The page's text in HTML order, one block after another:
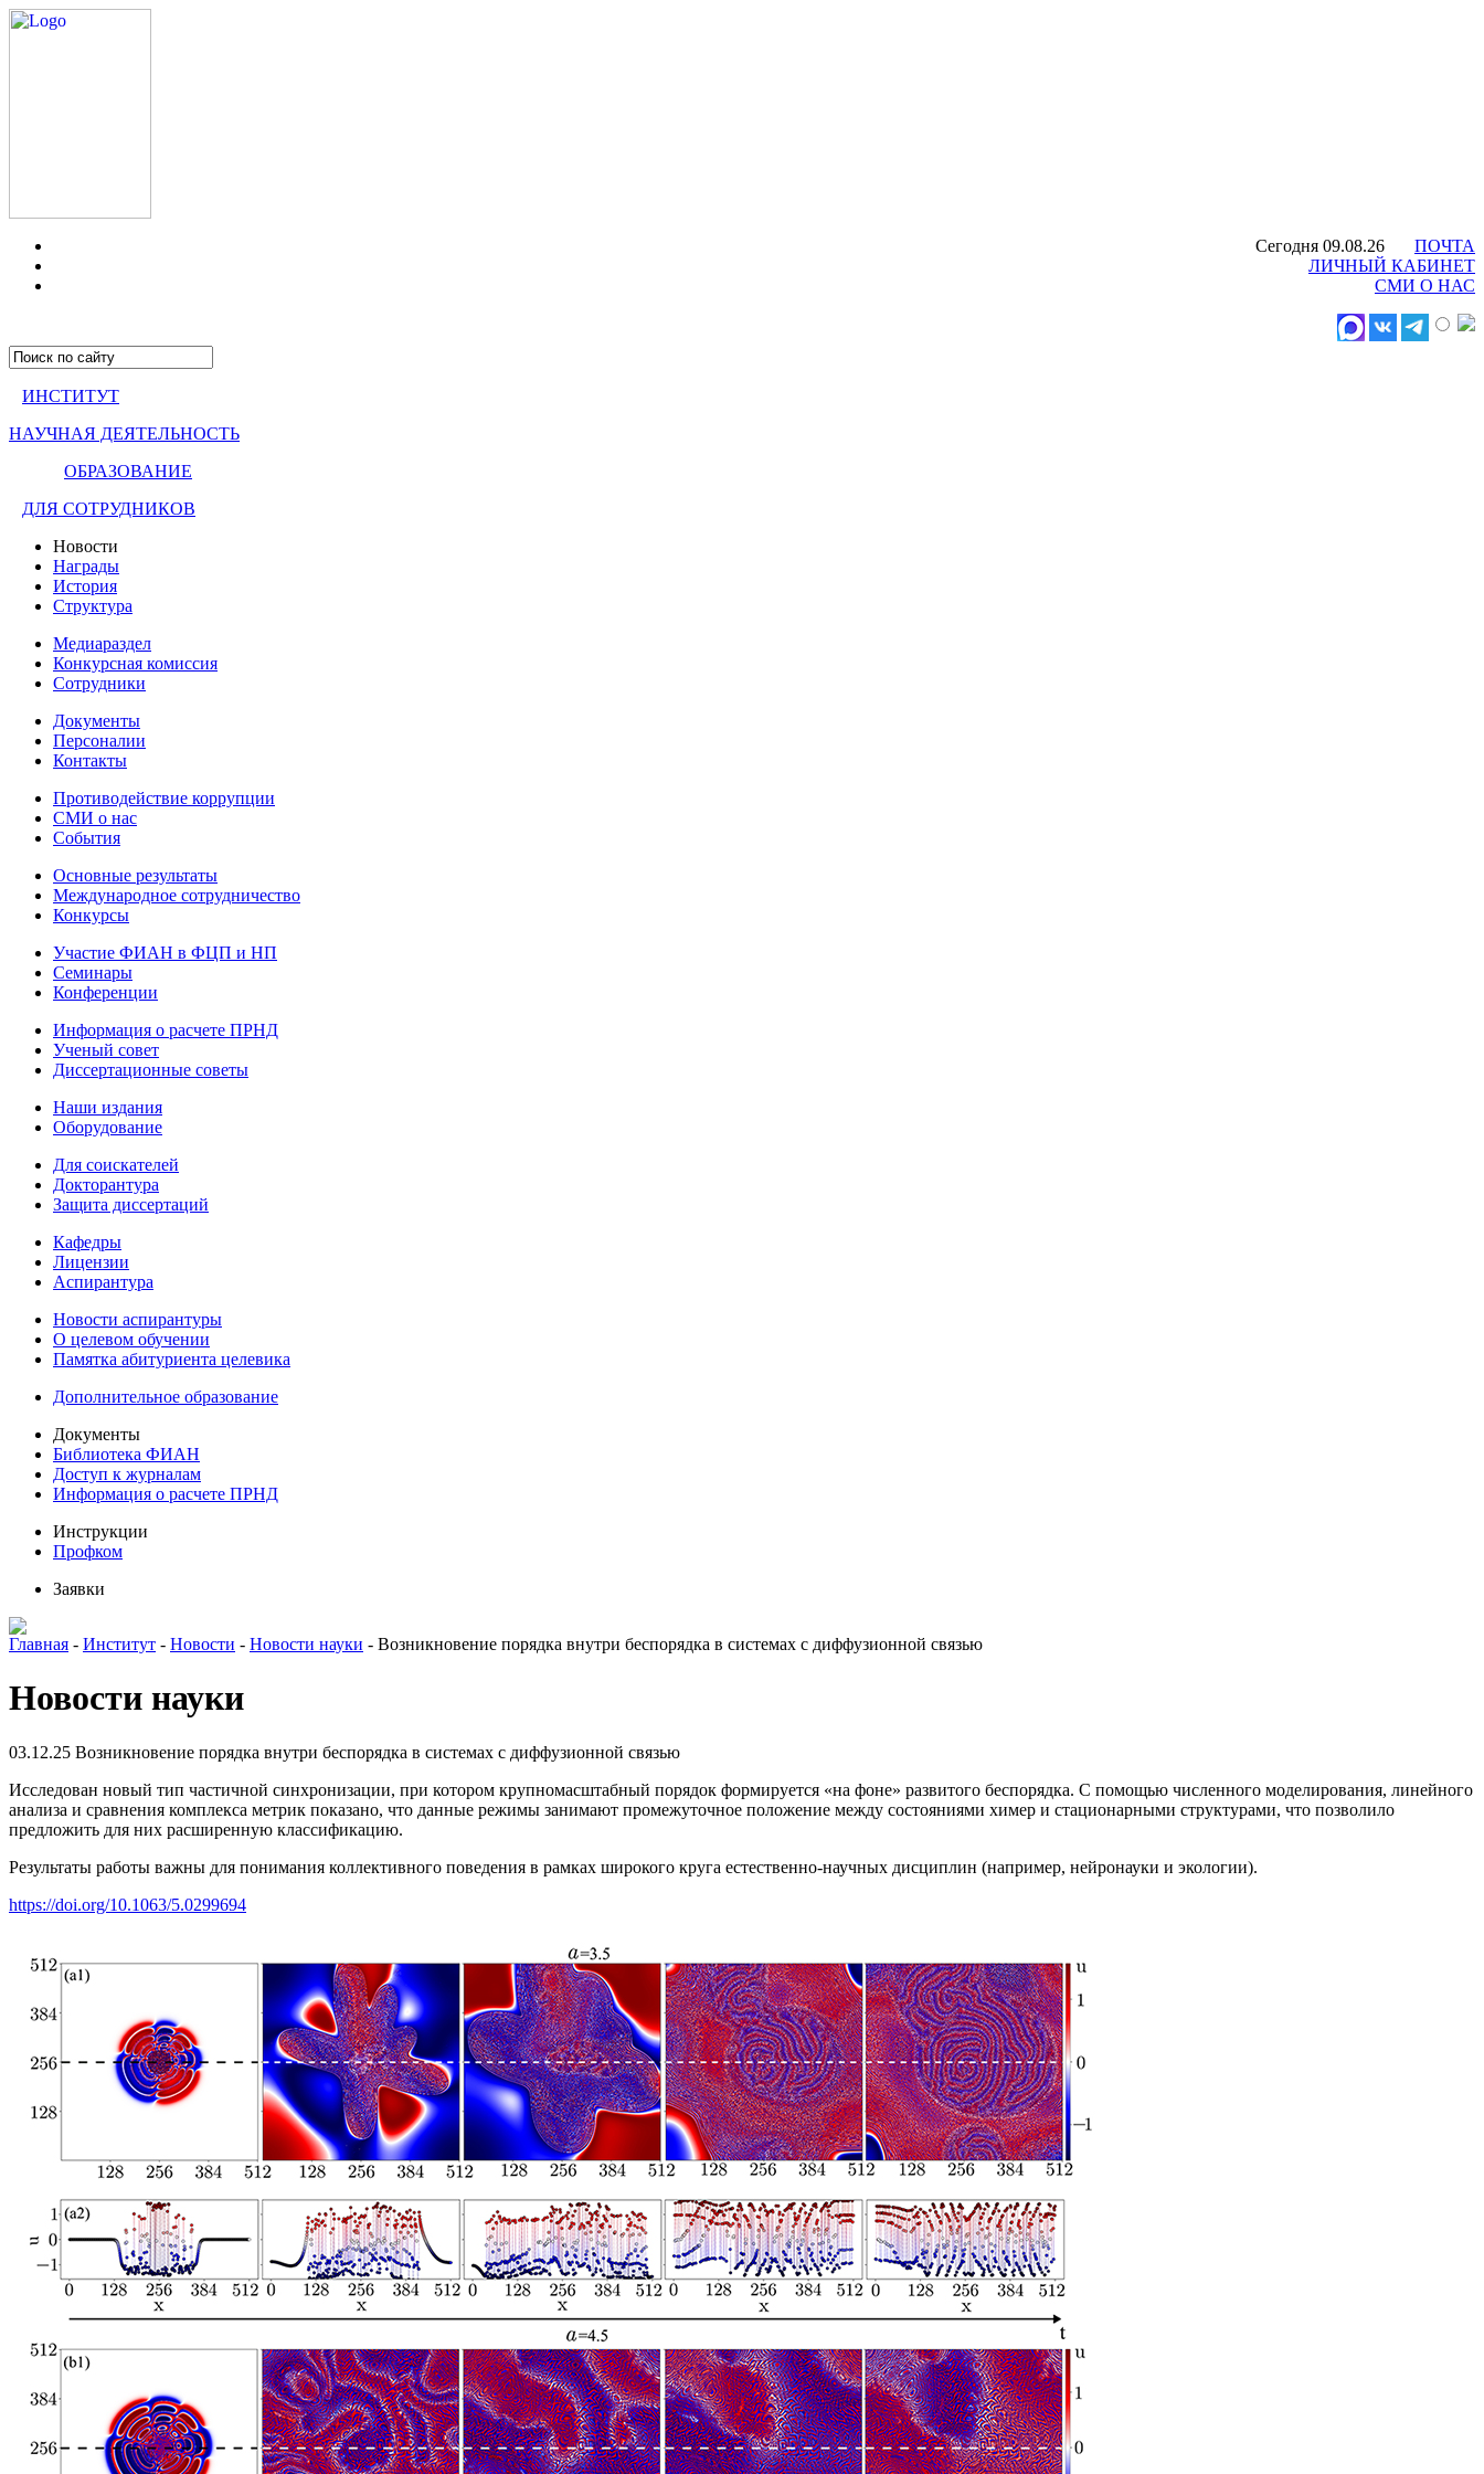
Сегодня 09.08.26
ПОЧТА
ЛИЧНЫЙ КАБИНЕТ
СМИ О НАС
ИНСТИТУТ
НАУЧНАЯ ДЕЯТЕЛЬНОСТЬ
ОБРАЗОВАНИЕ
ДЛЯ СОТРУДНИКОВ
Новости
Награды
История
Структура
Медиараздел
Конкурсная комиссия
Сотрудники
Документы
Персоналии
Контакты
Противодействие коррупции
СМИ о нас
События
Основные результаты
Международное сотрудничество
Конкурсы
Участие ФИАН в ФЦП и НП
Семинары
Конференции
Информация о расчете ПРНД
Ученый совет
Диссертационные советы
Наши издания
Оборудование
Для соискателей
Докторантура
Защита диссертаций
Кафедры
Лицензии
Аспирантура
Новости аспирантуры
О целевом обучении
Памятка абитуриента целевика
Дополнительное образование
Документы
Библиотека ФИАН
Доступ к журналам
Информация о расчете ПРНД
Инструкции
Профком
Заявки
Главная - Институт - Новости - Новости науки - Возникновение порядка внутри беспорядка в системах с диффузионной связью
Новости науки
03.12.25 Возникновение порядка внутри беспорядка в системах с диффузионной связью
Исследован новый тип частичной синхронизации, при котором крупномасштабный порядок формируется «на фоне» развитого беспорядка. С помощью численного моделирования, линейного
анализа и сравнения комплекса метрик показано, что данные режимы занимают промежуточное положение между состояниями химер и стационарными структурами, что позволило
предложить для них расширенную классификацию.
Результаты работы важны для понимания коллективного поведения в рамках широкого круга естественно-научных дисциплин (например, нейронауки и экологии).
https://doi.org/10.1063/5.0299694